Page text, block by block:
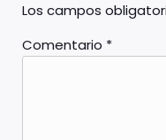
Los campos
Comentario *